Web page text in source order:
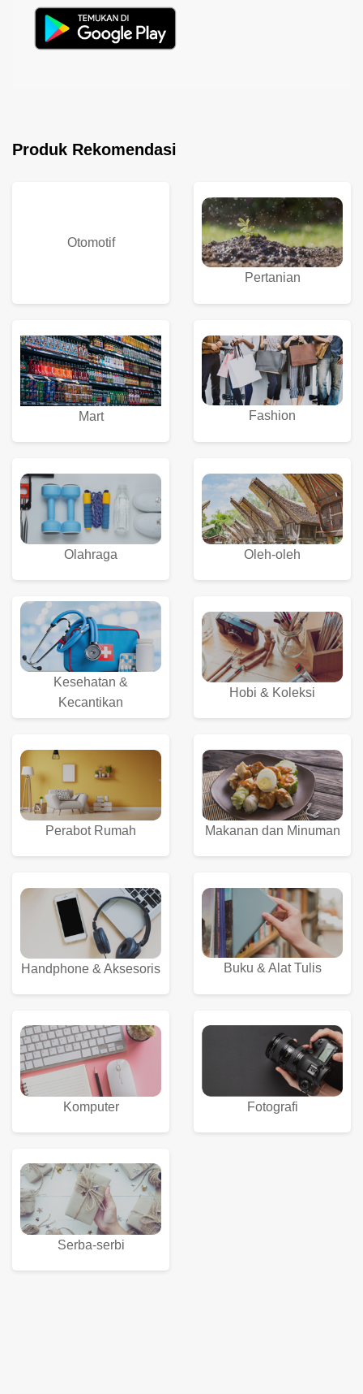
Produk Rekomendasi
Otomotif
Pertanian
Mart Fashion
Olahraga Oleh-oleh
Kesehatan &
Kecantikan
Hobi & Koleksi
Perabot Rumah Makanan dan Minuman
Handphone & Aksesoris Buku & Alat Tulis
Komputer Fotografi
Serba-serbi